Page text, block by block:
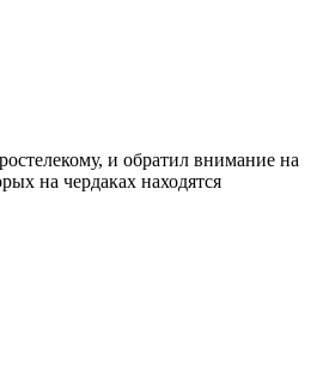
и обратил внимание на
на чердаках находятся